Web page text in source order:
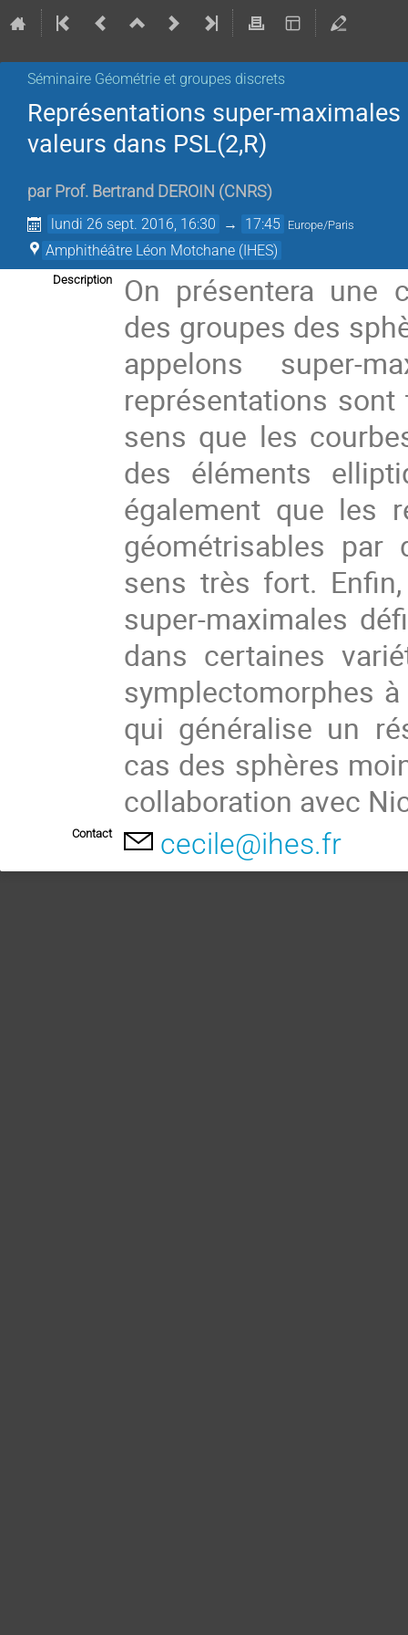
Séminaire Géométrie et groupes discrets
Représentations super-
valeurs dans PSL(2,R)
par Prof. Bertrand DEROIN (CNRS)
lundi 26 sept. 2016, 16:30 → 17:45 Europe/Paris
Amphithéâtre Léon Motchane (IHES)
Description
On présentera une
des groupes des
appelons super-
représentations
sens que les
des éléments
également que les
géométrisables par
sens très fort.
super-maximales
dans certaines
symplectomorphes
qui généralise un
cas des sphères
collaboration avec
Contact cecile@ihes.fr